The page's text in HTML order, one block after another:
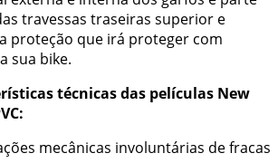
travessas traseiras superior e
proteção que irá proteger com
sua bike.
técnicas das películas New
mecânicas involuntárias de fracas